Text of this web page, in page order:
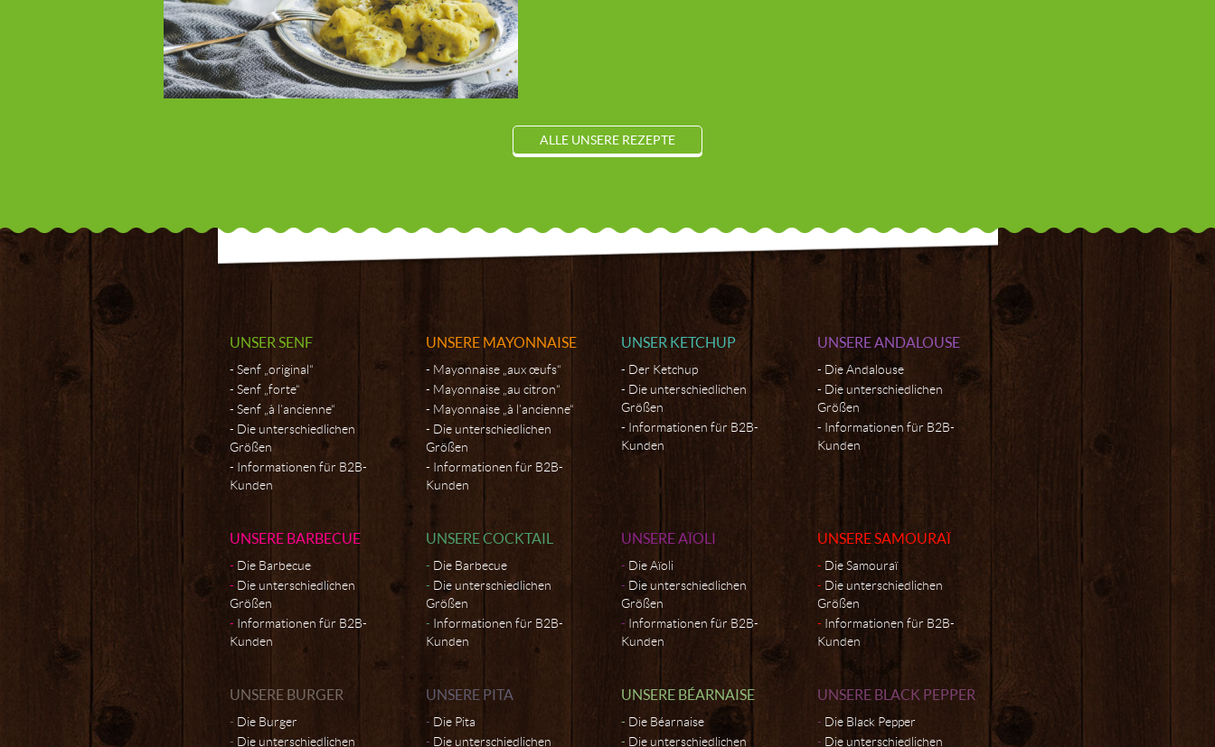
ALLE UNSERE REZEPTE
UNSER SENF
Senf „original“
Senf „forte“
Senf „à l’ancienne“
Die unterschiedlichen
Größen
Informationen für B2B-
Kunden
UNSERE MAYONNAISE
Mayonnaise „aux œufs“
Mayonnaise „au citron“
Mayonnaise „à l’ancienne“
Die unterschiedlichen
Größen
Informationen für B2B-
Kunden
UNSER KETCHUP
Der Ketchup
Die unterschiedlichen
Größen
Informationen für B2B-
Kunden
UNSERE ANDALOUSE
Die Andalouse
Die unterschiedlichen
Größen
Informationen für B2B-
Kunden
UNSERE BARBECUE
Die Barbecue
Die unterschiedlichen
Größen
Informationen für B2B-
Kunden
UNSERE COCKTAIL
Die Barbecue
Die unterschiedlichen
Größen
Informationen für B2B-
Kunden
UNSERE AÏOLI
Die Aïoli
Die unterschiedlichen
Größen
Informationen für B2B-
Kunden
UNSERE SAMOURAÏ
Die Samouraï
Die unterschiedlichen
Größen
Informationen für B2B-
Kunden
UNSERE BURGER
Die Burger
Die unterschiedlichen
UNSERE PITA
Die Pita
Die unterschiedlichen
UNSERE BÉARNAISE
Die Béarnaise
Die unterschiedlichen
UNSERE BLACK PEPPER
Die Black Pepper
Die unterschiedlichen